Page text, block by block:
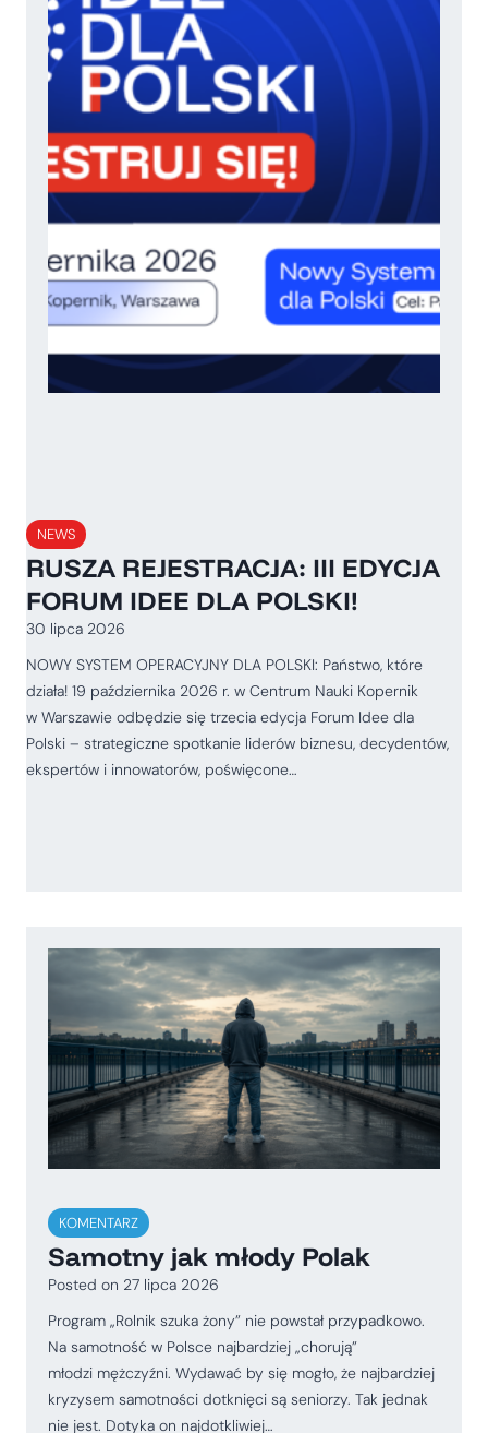
NEWS
RUSZA REJESTRACJA: III EDYCJA
FORUM IDEE DLA POLSKI!
30 lipca 2026
NOWY SYSTEM OPERACYJNY DLA POLSKI: Państwo, które
działa! 19 października 2026 r. w Centrum Nauki Kopernik
w Warszawie odbędzie się trzecia edycja Forum Idee dla
Polski – strategiczne spotkanie liderów biznesu, decydentów,
ekspertów i innowatorów, poświęcone…
KOMENTARZ
Samotny jak młody Polak
Posted on 27 lipca 2026
Program „Rolnik szuka żony” nie powstał przypadkowo.
Na samotność w Polsce najbardziej „chorują”
młodzi mężczyźni. Wydawać by się mogło, że najbardziej
kryzysem samotności dotknięci są seniorzy. Tak jednak
nie jest. Dotyka on najdotkliwiej…